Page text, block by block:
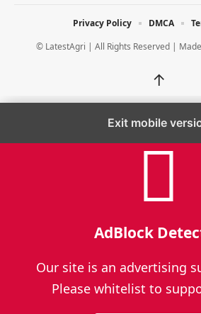
© LatestAgri | All Rights Reserved |
Privacy Policy DMCA
↑
Exit mobile
AdBlock
Our site is an advertising
Please whitelist to